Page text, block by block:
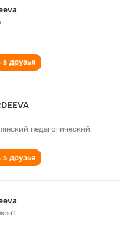
в друзья
педагогический
в друзья